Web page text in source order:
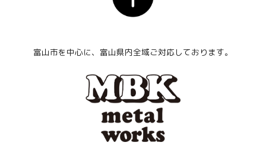
富山市を中心に、富山県内全域ご対応しております。